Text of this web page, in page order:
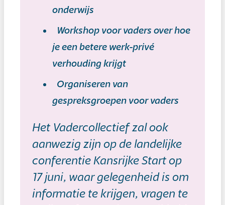
onderwijs
Workshop voor vaders over hoe
je een betere werk-privé
verhouding krijgt
Organiseren van
gespreksgroepen voor vaders
Het Vadercollectief zal ook
aanwezig zijn op de landelijke
conferentie Kansrijke Start op
17 juni, waar gelegenheid is om
informatie te krijgen, vragen te